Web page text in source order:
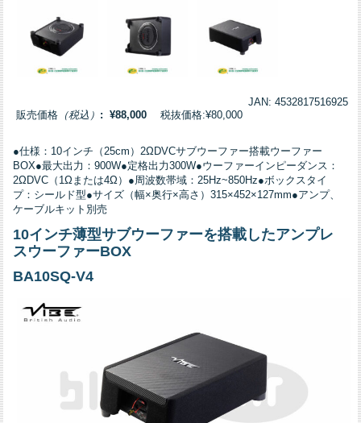
JAN: 4532817516925
販売価格 （税込） : ¥88,000 税抜価格:¥80,000
●仕様：10インチ（25cm）2ΩDVCサブウーファー搭載ウーファー
BOX●最大出力：900W●定格出力300W●ウーファーインピーダンス：
2ΩDVC（1Ωまたは4Ω）●周波数帯域：25Hz~850Hz●ボックスタイ
プ：シールド型●サイズ（幅×奥行×高さ）315×452×127mm●アンプ、
ケーブルキット別売
10インチ薄型サブウーファーを搭載したアンプレ
スウーファーBOX
BA10SQ-V4